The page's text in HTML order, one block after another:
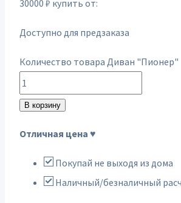
30000 ₽ купить от:
Доступно для предзаказа
Количество товара Диван "Пионер"
В корзину
Отличная цена ♥
Покупай не выходя из дома
Наличный/безналичный